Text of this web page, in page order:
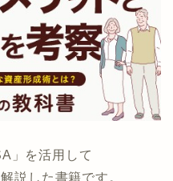
」を活用して
説した書籍です。